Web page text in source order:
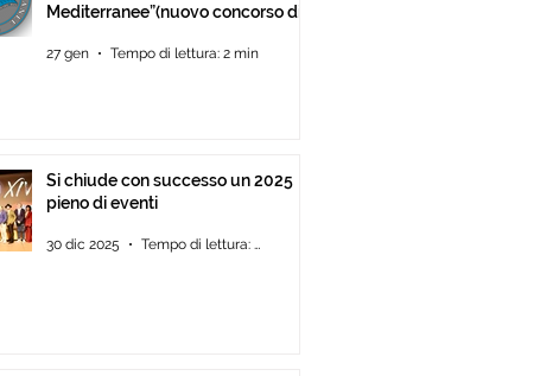
Mediterranee”(nuovo concorso di
27 gen Tempo di lettura: 2 min
Si chiude con successo un 2025
pieno di eventi
30 dic 2025 Tempo di lettura: 2 min